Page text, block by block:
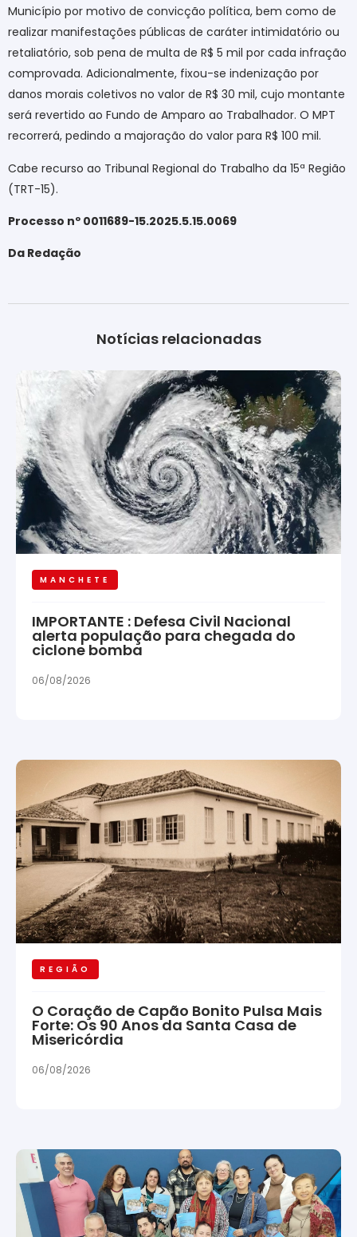
Município por motivo de convicção política, bem como de
realizar manifestações públicas de caráter intimidatório ou
retaliatório, sob pena de multa de R$ 5 mil por cada infração
comprovada. Adicionalmente, fixou-se indenização por
danos morais coletivos no valor de R$ 30 mil, cujo montante
será revertido ao Fundo de Amparo ao Trabalhador. O MPT
recorrerá, pedindo a majoração do valor para R$ 100 mil.
Cabe recurso ao Tribunal Regional do Trabalho da 15ª Região
(TRT-15).
Processo nº 0011689-15.2025.5.15.0069
Da Redação
Notícias relacionadas
MANCHETE
IMPORTANTE : Defesa Civil Nacional
alerta população para chegada do
ciclone bomba
06/08/2026
REGIÃO
O Coração de Capão Bonito Pulsa Mais
Forte: Os 90 Anos da Santa Casa de
Misericórdia
06/08/2026